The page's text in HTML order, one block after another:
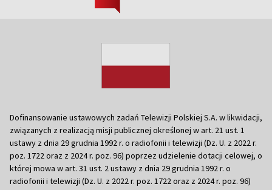
Dofinansowanie ustawowych zadań Telewizji Polskiej S.A. w likwidacji,
związanych z realizacją misji publicznej określonej w art. 21 ust. 1
ustawy z dnia 29 grudnia 1992 r. o radiofonii i telewizji (Dz. U. z 2022 r.
poz. 1722 oraz z 2024 r. poz. 96) poprzez udzielenie dotacji celowej, o
której mowa w art. 31 ust. 2 ustawy z dnia 29 grudnia 1992 r. o
radiofonii i telewizji (Dz. U. z 2022 r. poz. 1722 oraz z 2024 r. poz. 96)